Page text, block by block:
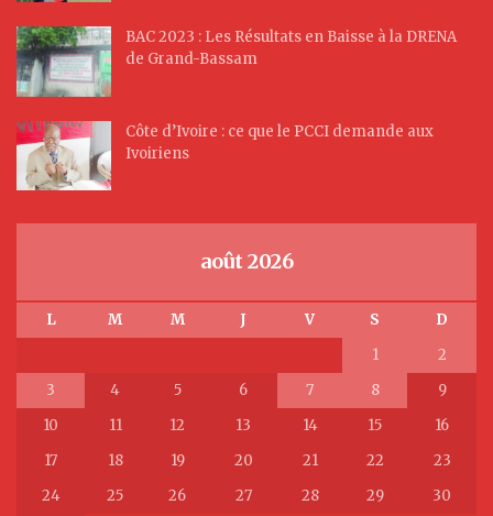
BAC 2023 : Les Résultats en Baisse à la DRENA
de Grand-Bassam
Côte d’Ivoire : ce que le PCCI demande aux
Ivoiriens
août 2026
L M M J V S
D
1
2
3
4 5 6 7 8
9
10
11 12 13 14 15
16
17
18 19 20 21 22
23
24
25 26 27 28 29 30